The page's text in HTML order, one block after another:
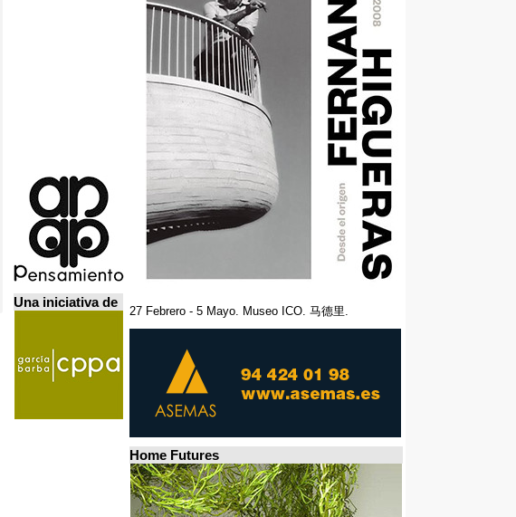
Una iniciativa de
27 Febrero - 5 Mayo. Museo ICO. 马德里.
Home Futures